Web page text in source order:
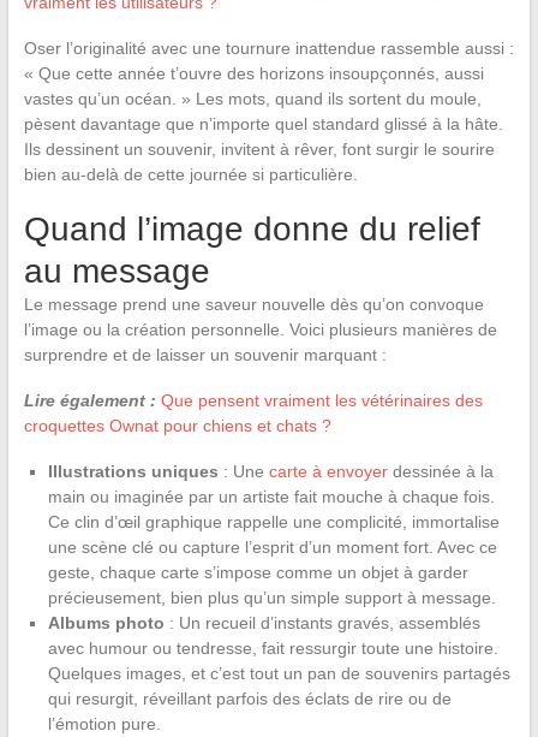
Oser l’originalité avec une tournure inattendue rassemble aussi :
« Que cette année t’ouvre des horizons insoupçonnés, aussi
vastes qu’un océan. » Les mots, quand ils sortent du moule,
pèsent davantage que n’importe quel standard glissé à la hâte.
Ils dessinent un souvenir, invitent à rêver, font surgir le sourire
bien au-delà de cette journée si particulière.
Quand l’image donne du relief
au message
Le message prend une saveur nouvelle dès qu’on convoque
l’image ou la création personnelle. Voici plusieurs manières de
surprendre et de laisser un souvenir marquant :
Lire également : Que pensent vraiment les vétérinaires des
croquettes Ownat pour chiens et chats ?
Illustrations uniques : Une carte à envoyerdessinée à la
main ou imaginée par un artiste fait mouche à chaque fois.
Ce clin d’œil graphique rappelle une complicité, immortalise
une scène clé ou capture l’esprit d’un moment fort. Avec ce
geste, chaque carte s’impose comme un objet à garder
précieusement, bien plus qu’un simple support à message.
Albums photo : Un recueil d’instants gravés, assemblés
avec humour ou tendresse, fait ressurgir toute une histoire.
Quelques images, et c’est tout un pan de souvenirs partagés
qui resurgit, réveillant parfois des éclats de rire ou de
l’émotion pure.